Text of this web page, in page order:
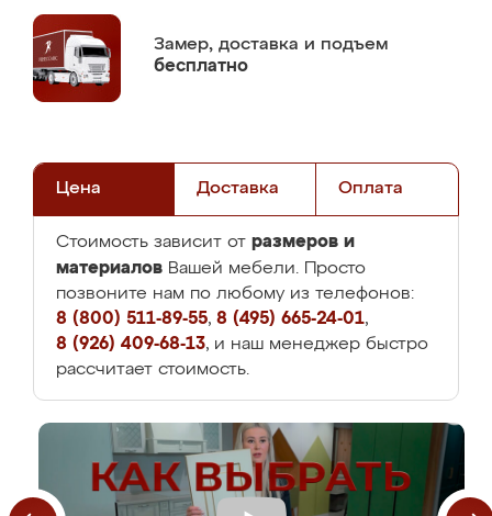
Замер, доставка и подъем
бесплатно
Цена Доставка Оплата
Стоимость зависит от размеров и
материалов Вашей мебели. Просто
позвоните нам по любому из телефонов:
8 (800) 511-89-55, 8 (495) 665-24-01,
8 (926) 409-68-13, и наш менеджер быстро
рассчитает стоимость.